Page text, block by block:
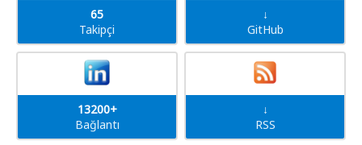
65
Takipçi
↓
GitHub
13200+
Bağlantı
↓
RSS